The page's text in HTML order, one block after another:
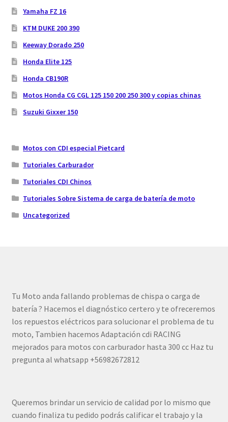
Yamaha FZ 16
KTM DUKE 200 390
Keeway Dorado 250
Honda Elite 125
Honda CB190R
Motos Honda CG CGL 125 150 200 250 300 y copias chinas
Suzuki Gixxer 150
Motos con CDI especial Pietcard
Tutoriales Carburador
Tutoriales CDI Chinos
Tutoriales Sobre Sistema de carga de batería de moto
Uncategorized
Tu Moto anda fallando problemas de chispa o carga de
batería ? Hacemos el diagnóstico certero y te ofreceremos
los repuestos eléctricos para solucionar el problema de tu
moto, Tambien hacemos Adaptación cdi RACING
mejorados para motos con carburador hasta 300 cc Haz tu
pregunta al whatsapp +56982672812
Queremos brindar un servicio de calidad por lo mismo que
cuando finaliza tu pedido podrás calificar el trabajo y la